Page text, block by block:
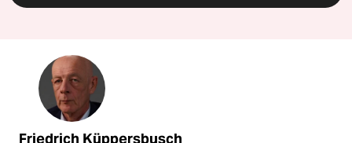
Friedrich Küppersbusch